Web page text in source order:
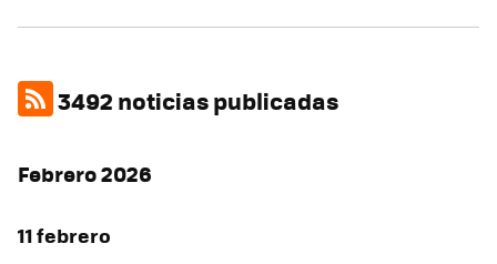
3492 noticias publicadas
Febrero 2026
11 febrero